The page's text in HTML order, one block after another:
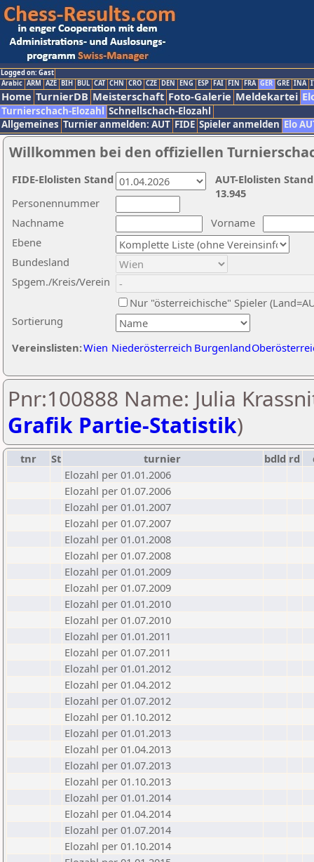
Logged on: Gast
Arabic ARM AZE BIH BUL CAT CHN CRO CZE DEN ENG ESP FAI FIN FRA GER GRE INA
Home TurnierDB Meisterschaft Foto-Galerie Meldekartei
Turnierschach-Elozahl Schnellschach-Elozahl
Allgemeines Turnier anmelden: AUT FIDE Spieler anmelden Elo
Willkommen bei den offiziellen
Nachname
Vorname
Ebene
Sortierung
Personennummer
Bundesland
Spgem./Kreis/Verein
Nur "österreichische" Spieler
Vereinslisten:Wien Niederösterreich Burgenland
AUT-Elolisten
13.945
FIDE-Elolisten Stand
Pnr:100888 Name: Julia
Grafik Partie-Statistik)
tnr St turnier bdld rd
Elozahl per 01.01.2006
Elozahl per 01.07.2006
Elozahl per 01.01.2007
Elozahl per 01.07.2007
Elozahl per 01.01.2008
Elozahl per 01.07.2008
Elozahl per 01.01.2009
Elozahl per 01.07.2009
Elozahl per 01.01.2010
Elozahl per 01.07.2010
Elozahl per 01.01.2011
Elozahl per 01.07.2011
Elozahl per 01.01.2012
Elozahl per 01.04.2012
Elozahl per 01.07.2012
Elozahl per 01.10.2012
Elozahl per 01.01.2013
Elozahl per 01.04.2013
Elozahl per 01.07.2013
Elozahl per 01.10.2013
Elozahl per 01.01.2014
Elozahl per 01.04.2014
Elozahl per 01.07.2014
Elozahl per 01.10.2014